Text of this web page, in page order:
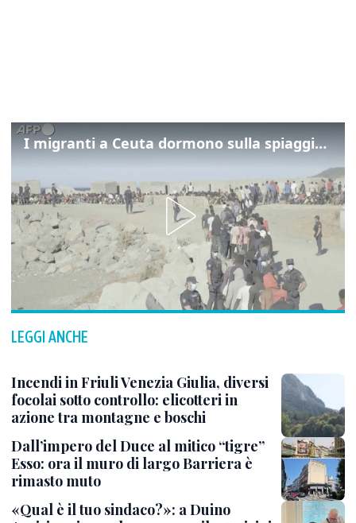
I migranti a Ceuta dormono sulla spiaggia: "Vogliamo entrare in Europa"
LEGGI ANCHE
Incendi in Friuli Venezia Giulia, diversi
focolai sotto controllo: elicotteri in
azione tra montagne e boschi
Dall’impero del Duce al mitico “tigre”
Esso: ora il muro di largo Barriera è
rimasto muto
«Qual è il tuo sindaco?»: a Duino